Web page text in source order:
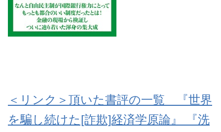
＜リンク＞頂いた書評の一覧 『世界
を騙し続けた[詐欺]経済学原論』 『洗